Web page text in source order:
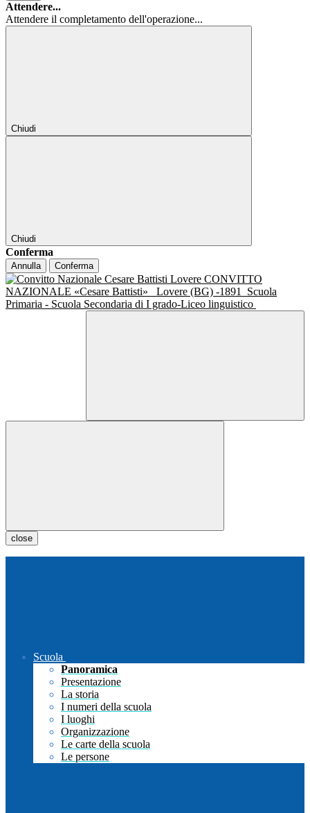
Attendere...
Attendere il completamento dell'operazione...
Chiudi
Chiudi
Conferma
Annulla Conferma
CONVITTO
NAZIONALE «Cesare Battisti»
Lovere (BG) -1891
Scuola
Primaria - Scuola Secondaria di I grado-Liceo linguistico
close
Scuola
Panoramica
Presentazione
La storia
I numeri della scuola
I luoghi
Organizzazione
Le carte della scuola
Le persone